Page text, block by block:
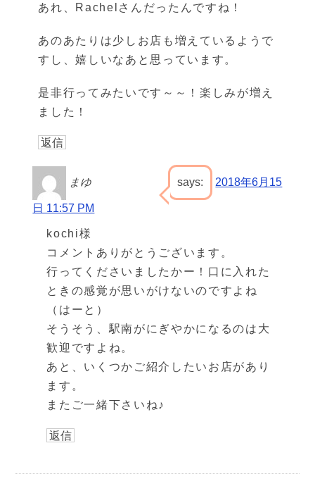
あれ、Rachelさんだったんですね！
あのあたりは少しお店も増えているようで
すし、嬉しいなあと思っています。
是非行ってみたいです～～！楽しみが増え
ました！
返信
まゆ says: 2018年6月15
日 11:57 PM
kochi様
コメントありがとうございます。
行ってくださいましたかー！口に入れた
ときの感覚が思いがけないのですよね
（はーと）
そうそう、駅南がにぎやかになるのは大
歓迎ですよね。
あと、いくつかご紹介したいお店があり
ます。
またご一緒下さいね♪
返信